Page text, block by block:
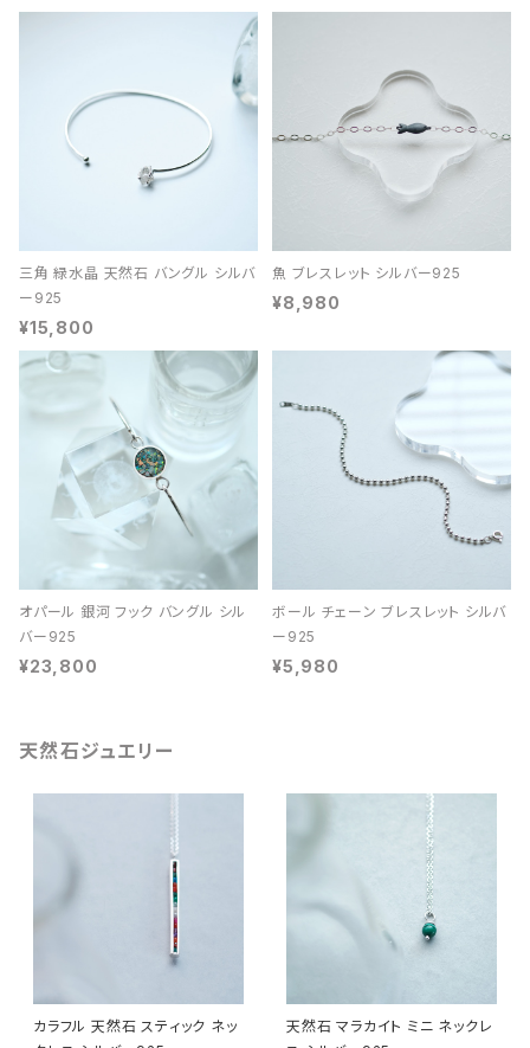
三角 緑水晶 天然石 バングル シルバ
ー925
¥15,800
魚 ブレスレット シルバー925
¥8,980
オパール 銀河 フック バングル シル
バー925
¥23,800
ボール チェーン ブレスレット シルバ
ー925
¥5,980
天然石ジュエリー
カラフル 天然石 スティック ネッ
天然石 マラカイト ミニ ネックレ